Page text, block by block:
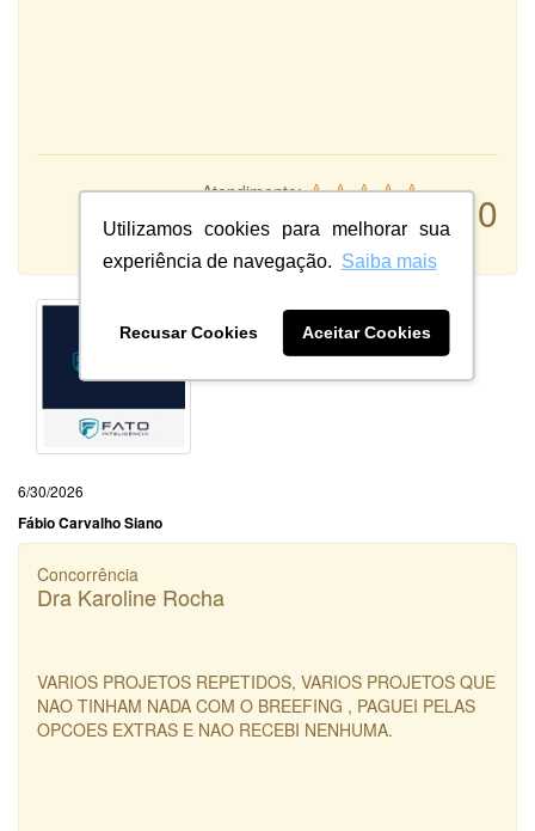
Utilizamos cookies para melhorar sua
experiência de navegação. Saiba mais
Recusar Cookies Aceitar Cookies
10
Atendimento:
Qualidade:
Sistema:
6/30/2026
Fábio Carvalho Siano
Concorrência
Dra Karoline Rocha
VARIOS PROJETOS REPETIDOS, VARIOS PROJETOS QUE
NAO TINHAM NADA COM O BREEFING , PAGUEI PELAS
OPCOES EXTRAS E NAO RECEBI NENHUMA.